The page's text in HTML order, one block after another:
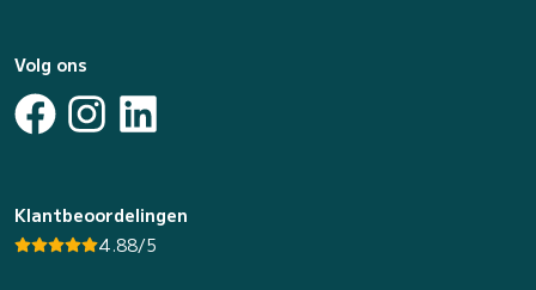
Volg ons
Klantbeoordelingen
4.88/5